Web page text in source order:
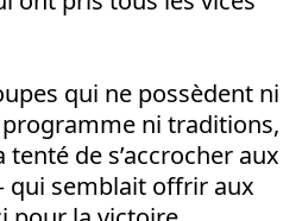
qui ne possèdent ni
ni traditions,
de s’accrocher aux
qui semblait offrir aux